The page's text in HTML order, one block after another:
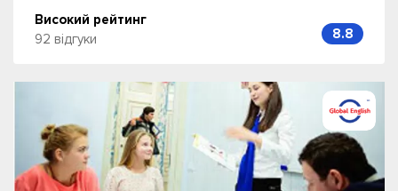
Високий рейтинг
92 відгуки
8.8